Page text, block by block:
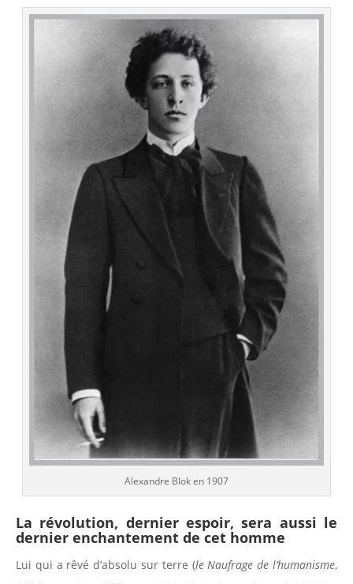
Alexandre Blok en 1907
La révolution, dernier espoir, sera aussi le
dernier enchantement de cet homme
Lui qui a rêvé d’absolu sur terre (le Naufrage de l’humanisme,